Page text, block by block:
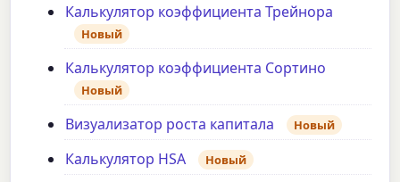
Калькулятор коэффициента Трейнора
Новый
Калькулятор коэффициента Сортино
Новый
Визуализатор роста капитала Новый
Калькулятор HSA Новый